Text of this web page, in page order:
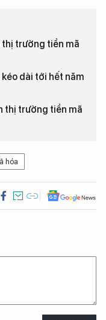
thị trường tiền mã
dài tới hết năm
thị trường tiền mã
hóa